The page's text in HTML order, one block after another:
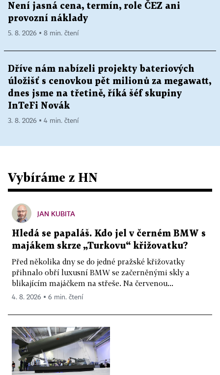
Není jasná cena, termín, role ČEZ ani
provozní náklady
5. 8. 2026 ▪ 8 min. čtení
Dříve nám nabízeli projekty bateriových
úložišť s cenovkou pět milionů za megawatt,
dnes jsme na třetině, říká šéf skupiny
InTeFi Novák
3. 8. 2026 ▪ 4 min. čtení
Vybíráme z HN
JAN KUBITA
Hledá se papaláš. Kdo jel v černém BMW s
majákem skrze „Turkovu“ křižovatku?
Před několika dny se do jedné pražské křižovatky
přihnalo obří luxusní BMW se začerněnými skly a
blikajícím majáčkem na střeše. Na červenou...
4. 8. 2026 ▪ 6 min. čtení